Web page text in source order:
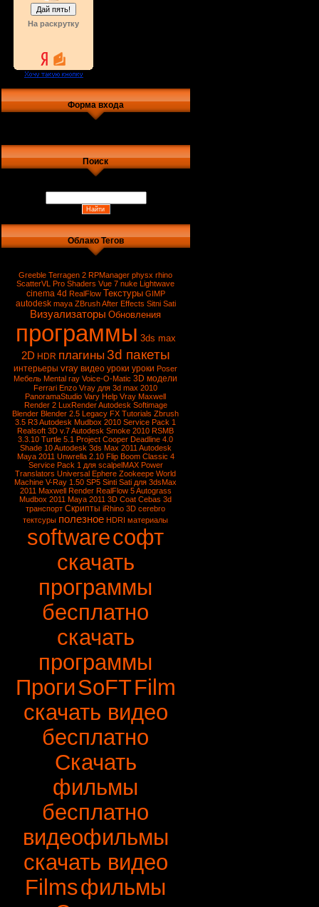
На раскрутку
Форма входа
Поиск
Облако Тегов
Greeble Terragen 2 RPManager physx rhino
ScatterVL Pro Shaders Vue 7 nuke Lightwave
cinema 4d RealFlow Текстуры GIMP
autodesk maya ZBrushAfter Effects Sitni Sati
Визуализаторы Обновления
программы 3ds max
2D HDR плагины 3d пакеты
интерьеры vray видео уроки уроки Poser
Мебель Mental ray Voice-O-Matic 3D модели
Ferrari Enzo Vray для 3d max 2010
PanoramaStudio Vary Help Vray Maxwell
Render 2 LuxRenderAutodesk Softimage
Blender Blender 2.5 Legacy FX Tutorials Zbrush
3.5 R3 Autodesk Mudbox 2010 Service Pack 1
Realsoft 3D v.7 Autodesk Smoke 2010 RSMB
3.3.10 Turtle 5.1 Project Cooper Deadline 4.0
Shade 10Autodesk 3ds Max 2011 Autodesk
Maya 2011 Unwrella 2.10 Flip Boom Classic 4
Service Pack 1 для scalpelMAX Power
Translators Universal Ephere Zookeepe World
Machine V-Ray 1.50 SP5 Sinti Sati для 3dsMax
2011 Maxwell Render RealFlow 5Autograss
Mudbox 2011 Maya 2011 3D Coat Cebas 3d
транспорт Скрипты iRhino 3D cerebro
тектсуры полезное HDRI материалы
softwareсофт
скачать
программы
бесплатно
скачать
программы
ПрогиSoFTFilm
скачать видео
бесплатно
Скачать
фильмы
бесплатно
видеофильмы
скачать видео
Filmsфильмы